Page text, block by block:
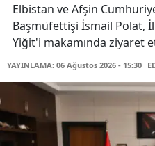
Elbistan ve Afşin
Başmüfettişi İsmail Polat,
Yiğit'i makamında ziyaret
YAYINLAMA: 06 Ağustos 2026 - 15:30